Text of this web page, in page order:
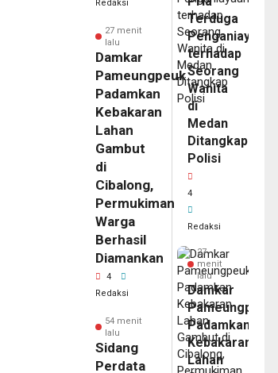
Redaksi
27 menit
lalu
Damkar
Pameungpeuk
Padamkan
Kebakaran
Lahan
Gambut
di
Cibalong,
Permukiman
Warga
Berhasil
Diamankan
4
Redaksi
54 menit
lalu
Sidang
Perdata
Terduga
Penganiayaan
terhadap
Seorang
Wanita
di
Medan
Ditangkap
Polisi
4
Redaksi
27
menit
lalu
Damkar
Pameungpeuk
Padamkan
Kebakaran
Lahan